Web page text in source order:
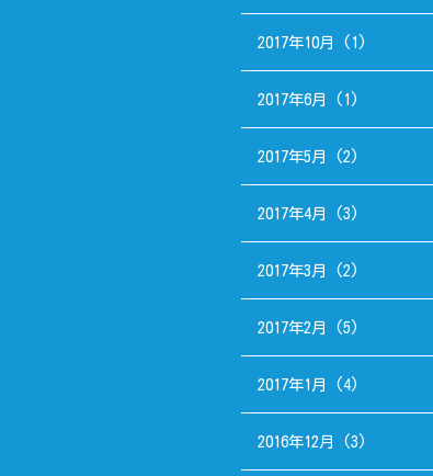
2017年10月 (1)
2017年6月 (1)
2017年5月 (2)
2017年4月 (3)
2017年3月 (2)
2017年2月 (5)
2017年1月 (4)
2016年12月 (3)